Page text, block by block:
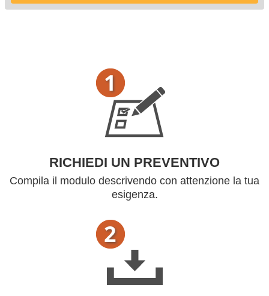
RICHIEDI UN PREVENTIVO
Compila il modulo descrivendo con attenzione la tua
esigenza.